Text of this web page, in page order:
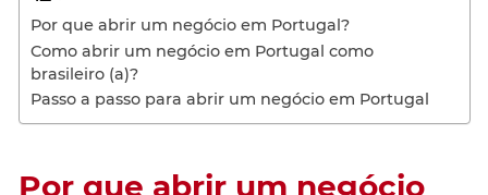
Por que abrir um negócio em Portugal?
Como abrir um negócio em Portugal como
brasileiro (a)?
Passo a passo para abrir um negócio em Portugal
Por que abrir um negócio